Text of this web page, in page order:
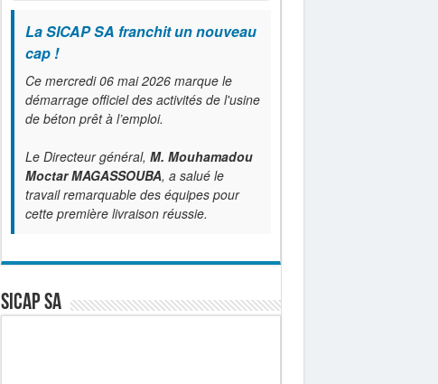
La SICAP SA franchit un nouveau
cap !
Ce mercredi 06 mai 2026 marque le
démarrage officiel des activités de l'usine
de béton prêt à l’emploi.
Le Directeur général, M. Mouhamadou
Moctar MAGASSOUBA, a salué le
travail remarquable des équipes pour
cette première livraison réussie.
SICAP SA